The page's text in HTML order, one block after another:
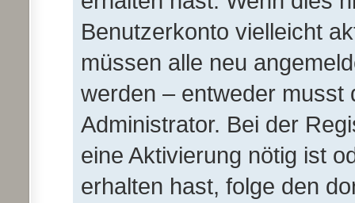
Benutzerkonto vielleicht
müssen alle neu
werden – entweder musst
Administrator. Bei der
eine Aktivierung nötig ist
erhalten hast, folge den